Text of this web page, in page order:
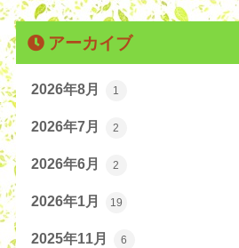
アーカイブ
2026年8月 1
2026年7月 2
2026年6月 2
2026年1月 19
2025年11月 6